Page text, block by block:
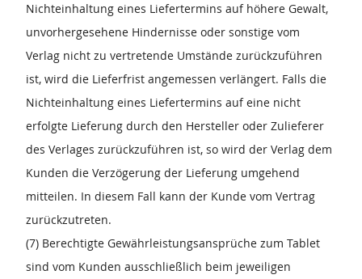
Nichteinhaltung eines Liefertermins auf höhere Gewalt,
unvorhergesehene Hindernisse oder sonstige vom
Verlag nicht zu vertretende Umstände zurückzuführen
ist, wird die Lieferfrist angemessen verlängert. Falls die
Nichteinhaltung eines Liefertermins auf eine nicht
erfolgte Lieferung durch den Hersteller oder Zulieferer
des Verlages zurückzuführen ist, so wird der Verlag dem
Kunden die Verzögerung der Lieferung umgehend
mitteilen. In diesem Fall kann der Kunde vom Vertrag
zurückzutreten.
(7) Berechtigte Gewährleistungsansprüche zum Tablet
sind vom Kunden ausschließlich beim jeweiligen